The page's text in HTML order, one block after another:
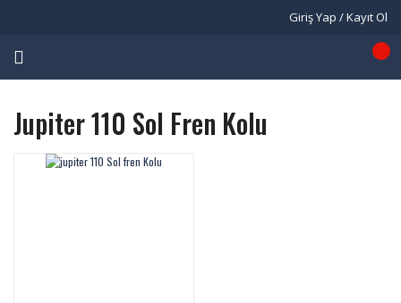
Giriş Yap / Kayıt Ol
Jupiter 110 Sol Fren Kolu